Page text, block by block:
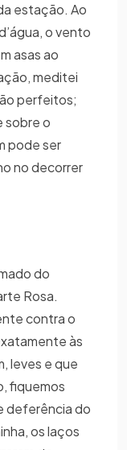
estação. Ao
o vento
asas ao
meditei
perfeitos;
sobre o
pode ser
no decorrer
do
Rosa.
contra o
às
leves e que
fiquemos
deferência do
os laços